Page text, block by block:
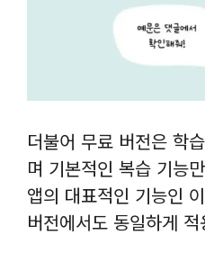
더불어 무료 버전은 학
며 기본적인 복습 기능
앱의 대표적인 기능인
버전에서도 동일하게 적